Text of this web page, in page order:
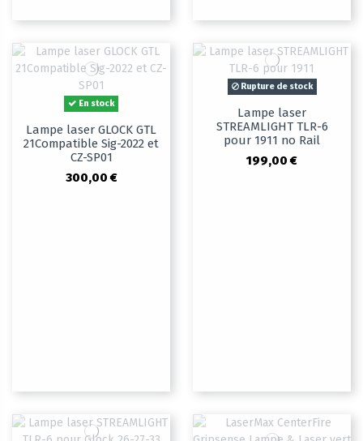
En stock
Lampe laser GLOCK GTL
21Compatible Sig-2022 et
CZ-SP01
300,00 €
Rupture de stock
Lampe laser
STREAMLIGHT TLR-6
pour 1911 no Rail
199,00 €